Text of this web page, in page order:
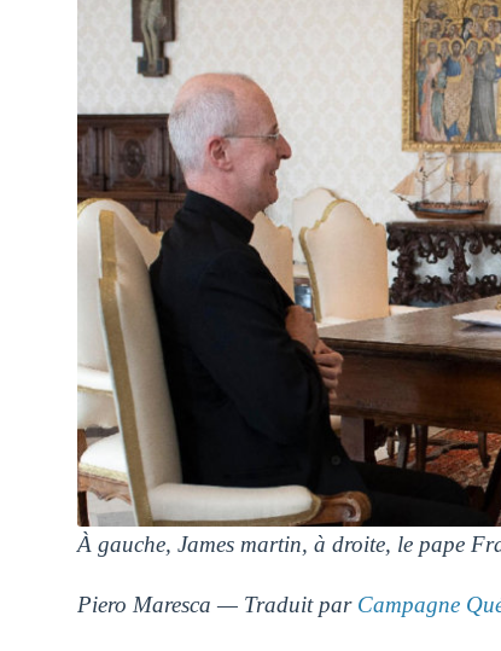
À gauche, James martin, à droite, le pape
Piero Maresca — Traduit par Campagne